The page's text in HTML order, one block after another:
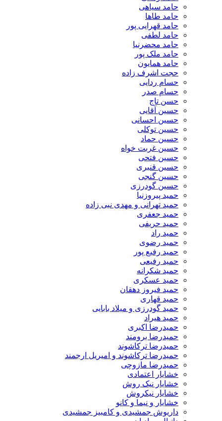
حامد سیاهی
حامد طاها
حامد قهرایی پور
حامد لطفی
حامد محضرنیا
حامد ملک پور
حامد همایون
حجت اشرف زاده
حسام ردایی
حسام صدر
حسن تاج
حسین آقایی
حسین احسانی
حسین توکلی
حسین حماد
حسین غربت خواه
حسین فتحی
حسین قنبری
حسین گنجی
حسین گودرزی
حمید پیروزنیا
حمید تهرانی و مهدی نبی زاده
حمید جعفری
حمید حریفی
حمید راد
حمید رضوی
حمید رفیع پور
حمید رفیعی
حمید شکرانه
حمید عسکری
حمید فیروز دهقان
حمید قهاری
حمید گودرزی و میلاد بابایی
حمید هیراد
حمیدرضا اکبری
حمیدرضا برومند
حمیدرضا ترکاشوند
حمیدرضا ترکاشوند و امیریل ارجمند
حمیدرضا مازوچی
خشایار اعتمادی
خشایار نیک روش
خشایار نیکروش
خشایار و نیما و کانو
داریوش جمشیدی و کامبیز جمشیدی